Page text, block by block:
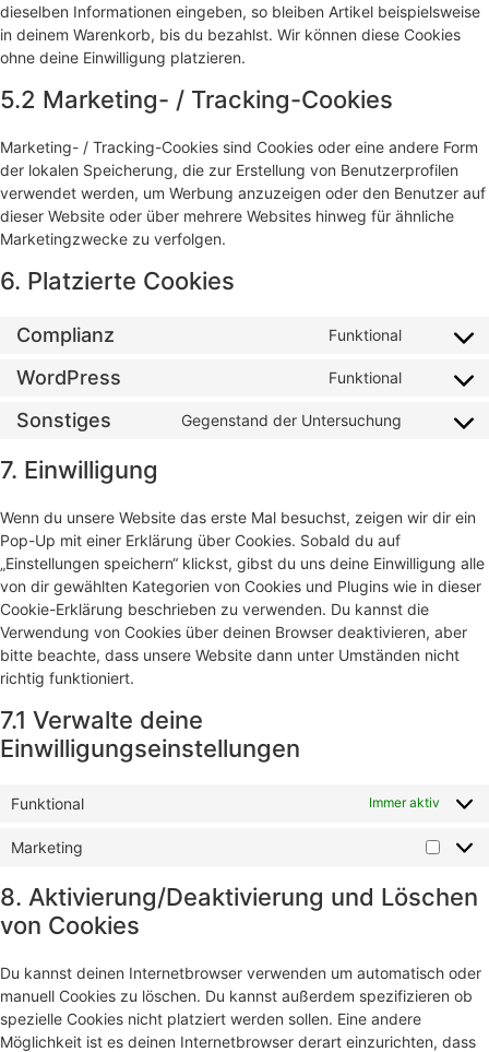
dieselben Informationen eingeben, so bleiben Artikel beispielsweise
in deinem Warenkorb, bis du bezahlst. Wir können diese Cookies
ohne deine Einwilligung platzieren.
5.2 Marketing- / Tracking-Cookies
Marketing- / Tracking-Cookies sind Cookies oder eine andere Form
der lokalen Speicherung, die zur Erstellung von Benutzerprofilen
verwendet werden, um Werbung anzuzeigen oder den Benutzer auf
dieser Website oder über mehrere Websites hinweg für ähnliche
Marketingzwecke zu verfolgen.
6. Platzierte Cookies
Complianz Funktional
WordPress Funktional
Sonstiges Gegenstand der Untersuchung
7. Einwilligung
Wenn du unsere Website das erste Mal besuchst, zeigen wir dir ein
Pop-Up mit einer Erklärung über Cookies. Sobald du auf
„Einstellungen speichern“ klickst, gibst du uns deine Einwilligung alle
von dir gewählten Kategorien von Cookies und Plugins wie in dieser
Cookie-Erklärung beschrieben zu verwenden. Du kannst die
Verwendung von Cookies über deinen Browser deaktivieren, aber
bitte beachte, dass unsere Website dann unter Umständen nicht
richtig funktioniert.
7.1 Verwalte deine
Einwilligungseinstellungen
Funktional Immer aktiv
Marketing
8. Aktivierung/Deaktivierung und Löschen
von Cookies
Du kannst deinen Internetbrowser verwenden um automatisch oder
manuell Cookies zu löschen. Du kannst außerdem spezifizieren ob
spezielle Cookies nicht platziert werden sollen. Eine andere
Möglichkeit ist es deinen Internetbrowser derart einzurichten, dass